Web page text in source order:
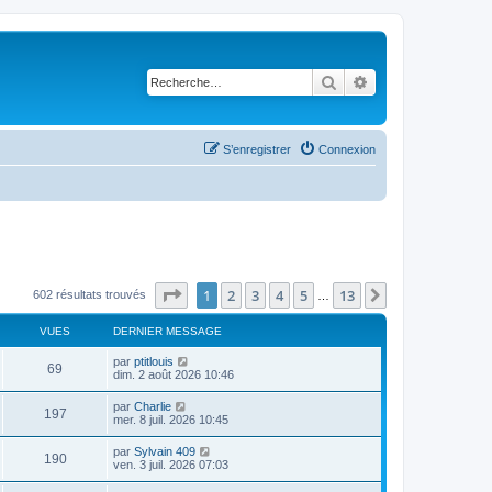
Rechercher
Connexion
S’enregistrer
602 résultats trouvés Page sur13
1 2 3 4 5 13
VUES DERNIER MESSAGE
69
u
s
D
e
i
e
r
m
e
s
par ptitlouis
dim. 2 août 2026 10:46
197V
u
D
e
i
e
r
par Charlie
mer. 8 juil. 2026 10:45
190V
u
D
e
par Sylvain 409
ven. 3 juil. 2026 07:03